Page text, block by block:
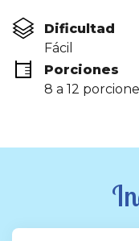
5
estrellas,
valor
medio
de
valoración.
Read
en
Dificultad
Fácil
Porciones
8 a 12